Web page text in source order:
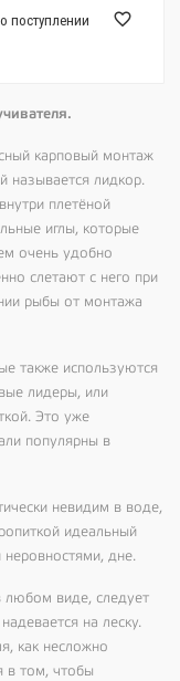
поступлении
карповый монтаж
называется лидкор.
плетёной
иглы, которые
очень удобно
слетают с него при
рыбы от монтажа
также используются
лидеры, или
Это уже
популярны в
невидим в воде,
идеальный
неровностями, дне.
любом виде, следует
на леску.
как несложно
в том, чтобы